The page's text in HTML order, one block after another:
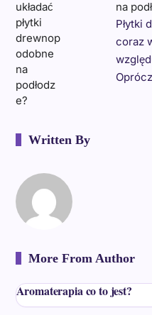
na
Płytki
coraz
Written By
More From Author
Aromaterapia co to jest?